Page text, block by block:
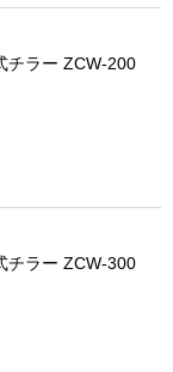
チラー ZCW-200
チラー ZCW-300